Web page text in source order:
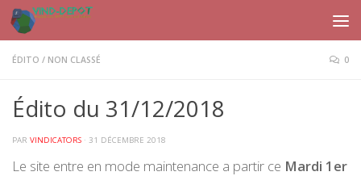
Skip to content
ÉDITO / NON CLASSÉ 0
Édito du 31/12/2018
PAR VINDICATORS · 31 DÉCEMBRE 2018
Le site entre en mode maintenance a partir ce Mardi 1er